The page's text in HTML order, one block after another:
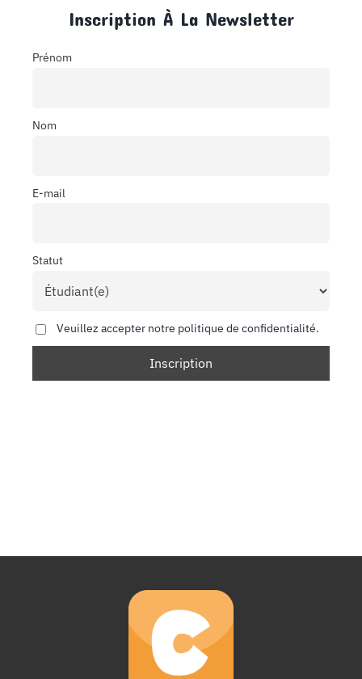
Inscription À La Newsletter
Prénom
Nom
E-mail
Statut
Veuillez accepter notre politique de confidentialité.